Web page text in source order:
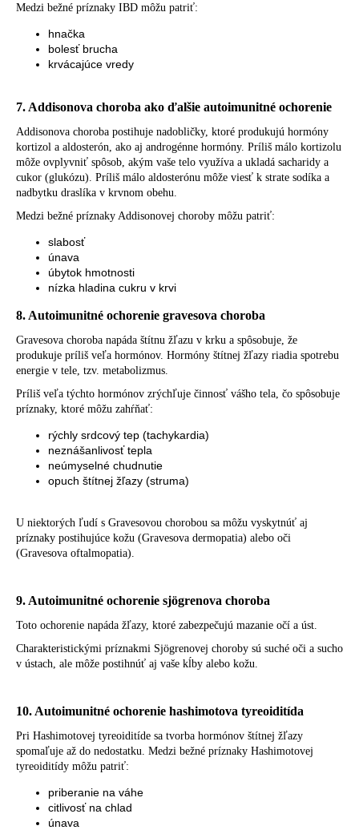
Medzi bežné príznaky IBD môžu patriť:
hnačka
bolesť brucha
krvácajúce vredy
7. Addisonova choroba ako ďalšie autoimunitné ochorenie
Addisonova choroba postihuje nadobličky, ktoré produkujú hormóny
kortizol a aldosterón, ako aj androgénne hormóny. Príliš málo kortizolu
môže ovplyvniť spôsob, akým vaše telo využíva a ukladá sacharidy a
cukor (glukózu). Príliš málo aldosterónu môže viesť k strate sodíka a
nadbytku draslíka v krvnom obehu.
Medzi bežné príznaky Addisonovej choroby môžu patriť:
slabosť
únava
úbytok hmotnosti
nízka hladina cukru v krvi
8. Autoimunitné ochorenie gravesova choroba
Gravesova choroba napáda štítnu žľazu v krku a spôsobuje, že
produkuje príliš veľa hormónov. Hormóny štítnej žľazy riadia spotrebu
energie v tele, tzv. metabolizmus.
Príliš veľa týchto hormónov zrýchľuje činnosť vášho tela, čo spôsobuje
príznaky, ktoré môžu zahŕňať:
rýchly srdcový tep (tachykardia)
neznášanlivosť tepla
neúmyselné chudnutie
opuch štítnej žľazy (struma)
U niektorých ľudí s Gravesovou chorobou sa môžu vyskytnúť aj
príznaky postihujúce kožu (Gravesova dermopatia) alebo oči
(Gravesova oftalmopatia).
9. Autoimunitné ochorenie sjögrenova choroba
Toto ochorenie napáda žľazy, ktoré zabezpečujú mazanie očí a úst.
Charakteristickými príznakmi Sjögrenovej choroby sú suché oči a sucho
v ústach, ale môže postihnúť aj vaše kĺby alebo kožu.
10. Autoimunitné ochorenie hashimotova tyreoiditída
Pri Hashimotovej tyreoiditíde sa tvorba hormónov štítnej žľazy
spomaľuje až do nedostatku. Medzi bežné príznaky Hashimotovej
tyreoiditídy môžu patriť:
priberanie na váhe
citlivosť na chlad
únava